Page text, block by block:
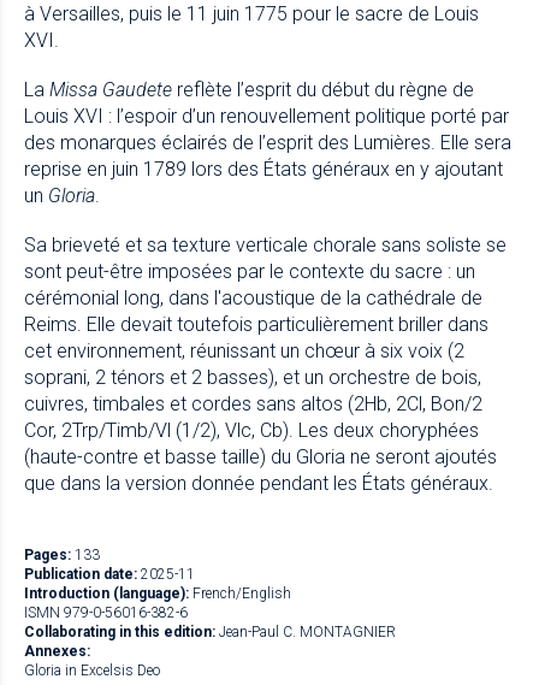
à Versailles, puis le 11 juin 1775 pour le sacre de Louis
XVI.
La Missa Gaudete reflète l’esprit du début du règne de
Louis XVI : l’espoir d’un renouvellement politique porté par
des monarques éclairés de l’esprit des Lumières. Elle sera
reprise en juin 1789 lors des États généraux en y ajoutant
un Gloria.
Sa brieveté et sa texture verticale chorale sans soliste se
sont peut-être imposées par le contexte du sacre : un
cérémonial long, dans l'acoustique de la cathédrale de
Reims. Elle devait toutefois particulièrement briller dans
cet environnement, réunissant un chœur à six voix (2
soprani, 2 ténors et 2 basses), et un orchestre de bois,
cuivres, timbales et cordes sans altos (2Hb, 2Cl, Bon/2
Cor, 2Trp/Timb/Vl (1/2), Vlc, Cb). Les deux choryphées
(haute-contre et basse taille) du Gloria ne seront ajoutés
que dans la version donnée pendant les États généraux.
Pages: 133
Publication date: 2025-11
Introduction (language): French/English
ISMN 979-0-56016-382-6
Collaborating in this edition: Jean-Paul C. MONTAGNIER
Annexes:
Gloria in Excelsis Deo